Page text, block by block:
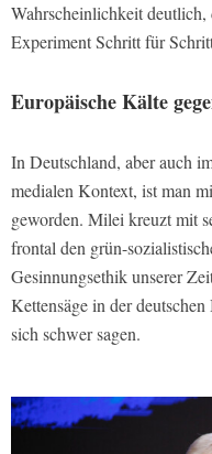
Wahrscheinlichkeit deutlich,
Experiment Schritt für
Europäische Kälte
In Deutschland, aber auch
medialen Kontext, ist man
geworden. Milei kreuzt mit
frontal den grün-
Gesinnungsethik unserer
Kettensäge in der
sich schwer sagen.